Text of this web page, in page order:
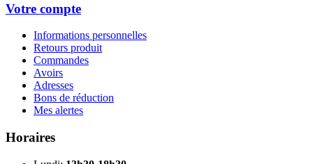
Votre compte
Informations personnelles
Retours produit
Commandes
Avoirs
Adresses
Bons de réduction
Mes alertes
Horaires